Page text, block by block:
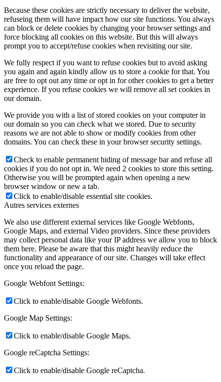
Because these cookies are strictly necessary to deliver the website,
refuseing them will have impact how our site functions. You always
can block or delete cookies by changing your browser settings and
force blocking all cookies on this website. But this will always
prompt you to accept/refuse cookies when revisiting our site.
We fully respect if you want to refuse cookies but to avoid asking
you again and again kindly allow us to store a cookie for that. You
are free to opt out any time or opt in for other cookies to get a better
experience. If you refuse cookies we will remove all set cookies in
our domain.
We provide you with a list of stored cookies on your computer in
our domain so you can check what we stored. Due to security
reasons we are not able to show or modify cookies from other
domains. You can check these in your browser security settings.
Check to enable permanent hiding of message bar and refuse all
cookies if you do not opt in. We need 2 cookies to store this setting.
Otherwise you will be prompted again when opening a new
browser window or new a tab.
Click to enable/disable essential site cookies.
Autres services externes
We also use different external services like Google Webfonts,
Google Maps, and external Video providers. Since these providers
may collect personal data like your IP address we allow you to block
them here. Please be aware that this might heavily reduce the
functionality and appearance of our site. Changes will take effect
once you reload the page.
Google Webfont Settings:
Click to enable/disable Google Webfonts.
Google Map Settings:
Click to enable/disable Google Maps.
Google reCaptcha Settings:
Click to enable/disable Google reCaptcha.